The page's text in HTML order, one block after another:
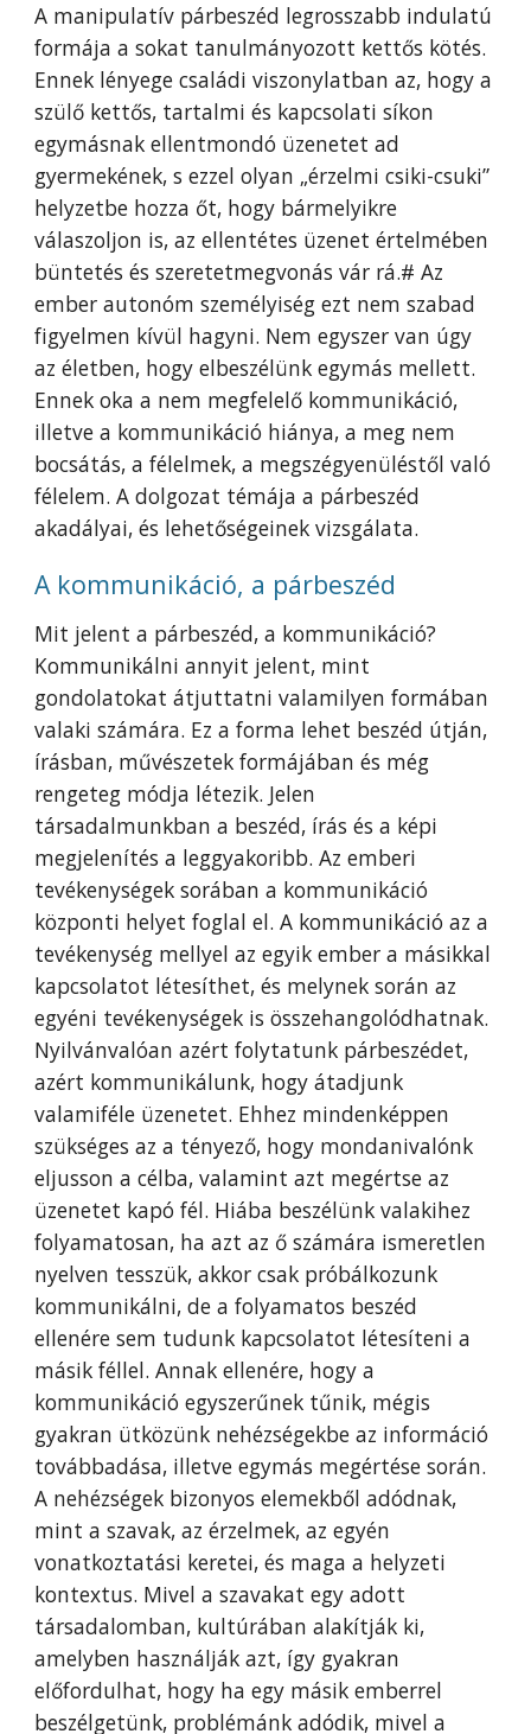
A manipulatív párbeszéd legrosszabb indulatú
formája a sokat tanulmányozott kettős kötés.
Ennek lényege családi viszonylatban az, hogy a
szülő kettős, tartalmi és kapcsolati síkon
egymásnak ellentmondó üzenetet ad
gyermekének, s ezzel olyan „érzelmi csiki-csuki”
helyzetbe hozza őt, hogy bármelyikre
válaszoljon is, az ellentétes üzenet értelmében
büntetés és szeretetmegvonás vár rá.# Az
ember autonóm személyiség ezt nem szabad
figyelmen kívül hagyni. Nem egyszer van úgy
az életben, hogy elbeszélünk egymás mellett.
Ennek oka a nem megfelelő kommunikáció,
illetve a kommunikáció hiánya, a meg nem
bocsátás, a félelmek, a megszégyenüléstől való
félelem. A dolgozat témája a párbeszéd
akadályai, és lehetőségeinek vizsgálata.
A kommunikáció, a párbeszéd
Mit jelent a párbeszéd, a kommunikáció?
Kommunikálni annyit jelent, mint
gondolatokat átjuttatni valamilyen formában
valaki számára. Ez a forma lehet beszéd útján,
írásban, művészetek formájában és még
rengeteg módja létezik. Jelen
társadalmunkban a beszéd, írás és a képi
megjelenítés a leggyakoribb. Az emberi
tevékenységek sorában a kommunikáció
központi helyet foglal el. A kommunikáció az a
tevékenység mellyel az egyik ember a másikkal
kapcsolatot létesíthet, és melynek során az
egyéni tevékenységek is összehangolódhatnak.
Nyilvánvalóan azért folytatunk párbeszédet,
azért kommunikálunk, hogy átadjunk
valamiféle üzenetet. Ehhez mindenképpen
szükséges az a tényező, hogy mondanivalónk
eljusson a célba, valamint azt megértse az
üzenetet kapó fél. Hiába beszélünk valakihez
folyamatosan, ha azt az ő számára ismeretlen
nyelven tesszük, akkor csak próbálkozunk
kommunikálni, de a folyamatos beszéd
ellenére sem tudunk kapcsolatot létesíteni a
másik féllel. Annak ellenére, hogy a
kommunikáció egyszerűnek tűnik, mégis
gyakran ütközünk nehézségekbe az információ
továbbadása, illetve egymás megértése során.
A nehézségek bizonyos elemekből adódnak,
mint a szavak, az érzelmek, az egyén
vonatkoztatási keretei, és maga a helyzeti
kontextus. Mivel a szavakat egy adott
társadalomban, kultúrában alakítják ki,
amelyben használják azt, így gyakran
előfordulhat, hogy ha egy másik emberrel
beszélgetünk, problémánk adódik, mivel a